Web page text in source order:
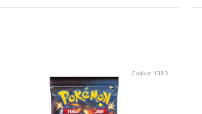
Codice: 1383